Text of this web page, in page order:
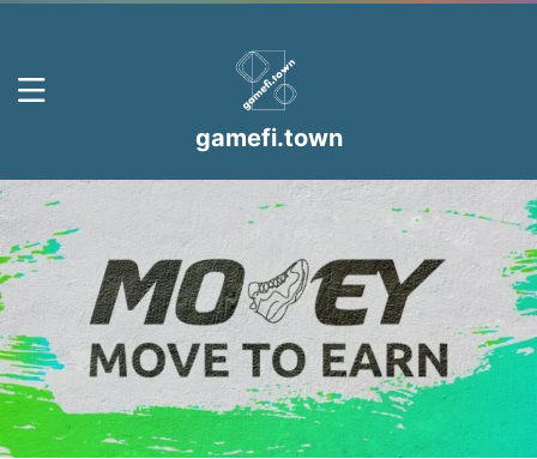
gamefi.town